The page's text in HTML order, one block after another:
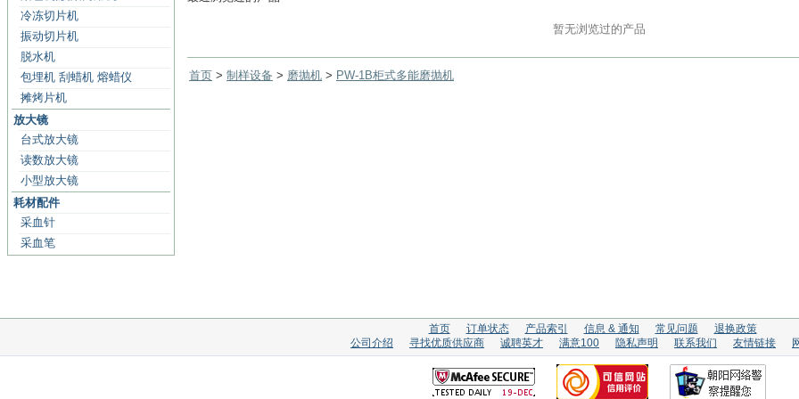
冷冻切片机
振动切片机
脱水机
包埋机 刮蜡机 熔蜡仪
摊烤片机
放大镜
台式放大镜
读数放大镜
小型放大镜
耗材配件
采血针
采血笔
暂无浏览过的产品
首页 > 制样设备 > 磨抛机 > PW-1B柜式多能磨抛机
首页 订单状态 产品索引 信息 & 通知 常见问题
退换政策
公司介绍
寻找优质供应商 诚聘英才 满意100 隐私声明 联系我们 友情链接